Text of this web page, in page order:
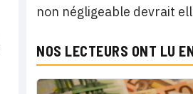
non négligeable devrait
NOS LECTEURS ONT LU